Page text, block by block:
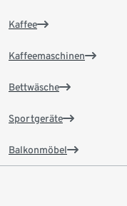
Kaffee
Kaffeemaschinen
Bettwäsche
Sportgeräte
Balkonmöbel